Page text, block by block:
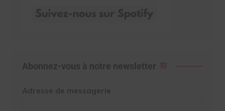
Abonnez-vous à notre newsletter
Adresse de messagerie